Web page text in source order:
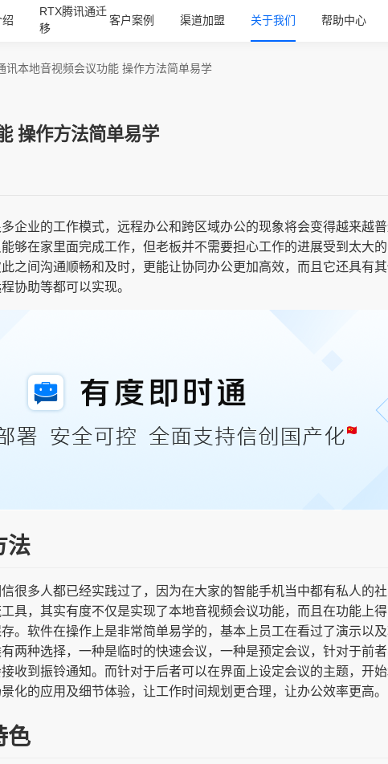
RTX腾讯通迁
移
客户案例 渠道加盟 关于我们 帮助中心
讯本地音视频会议功能 操作方法简单易学
操作方法简单易学
企业的工作模式，远程办公和跨区域办公的现象将会变得越来越
够在家里面完成工作，但老板并不需要担心工作的进展受到太大
之间沟通顺畅和及时，更能让协同办公更加高效，而且它还具有
协助等都可以实现。
法
很多人都已经实践过了，因为在大家的智能手机当中都有私人的
具，其实有度不仅是实现了本地音视频会议功能，而且在功能上
。软件在操作上是非常简单易学的，基本上员工在看过了演示以
两种选择，一种是临时的快速会议，一种是预定会议，针对于前
收到振铃通知。而针对于后者可以在界面上设定会议的主题，开
化的应用及细节体验，让工作时间规划更合理，让办公效率更高。
色